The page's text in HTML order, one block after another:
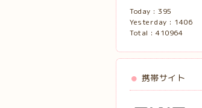
Today : 395
Yesterday : 1406
Total : 410964
携帯サイト